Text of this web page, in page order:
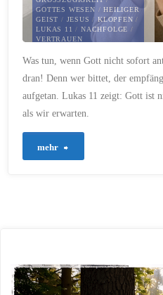
GOTTES WESEN /HEILIGER
GEIST / JESUS / KLOPFEN /
LUKAS 11 / NACHFOLGE /
VERTRAUEN
15. NOVEMBER 2025
Was tun, wenn Gott nicht sofort
dran! Denn wer bittet, der
aufgetan. Lukas 11 zeigt: Gott ist
als wir erwarten.
mehr
und